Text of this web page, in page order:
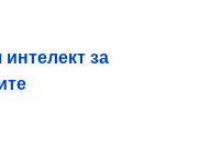
за